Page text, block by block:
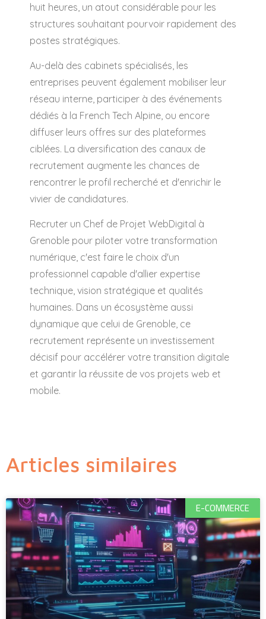
huit heures, un atout considérable pour les
structures souhaitant pourvoir rapidement des
postes stratégiques.
Au-delà des cabinets spécialisés, les
entreprises peuvent également mobiliser leur
réseau interne, participer à des événements
dédiés à la French Tech Alpine, ou encore
diffuser leurs offres sur des plateformes
ciblées. La diversification des canaux de
recrutement augmente les chances de
rencontrer le profil recherché et d'enrichir le
vivier de candidatures.
Recruter un Chef de Projet WebDigital à
Grenoble pour piloter votre transformation
numérique, c'est faire le choix d'un
professionnel capable d'allier expertise
technique, vision stratégique et qualités
humaines. Dans un écosystème aussi
dynamique que celui de Grenoble, ce
recrutement représente un investissement
décisif pour accélérer votre transition digitale
et garantir la réussite de vos projets web et
mobile.
Articles similaires
E-COMMERCE